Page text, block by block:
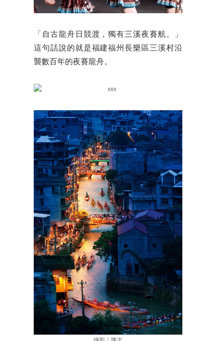
「自古龍舟日競渡，獨有三溪夜賽航。」
這句話說的就是福建福州長樂區三溪村沿
襲數百年的夜賽龍舟。